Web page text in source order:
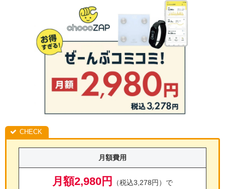
月額費用
月額2,980円
（税込3,278円）で